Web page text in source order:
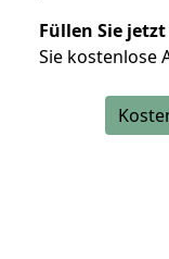
Füllen Sie
Sie kostenlose